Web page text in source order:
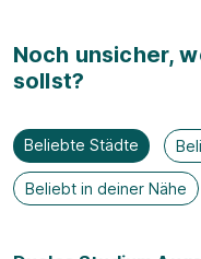
Noch unsicher,
sollst?
Beliebte Städte
Beliebt in deiner Nähe